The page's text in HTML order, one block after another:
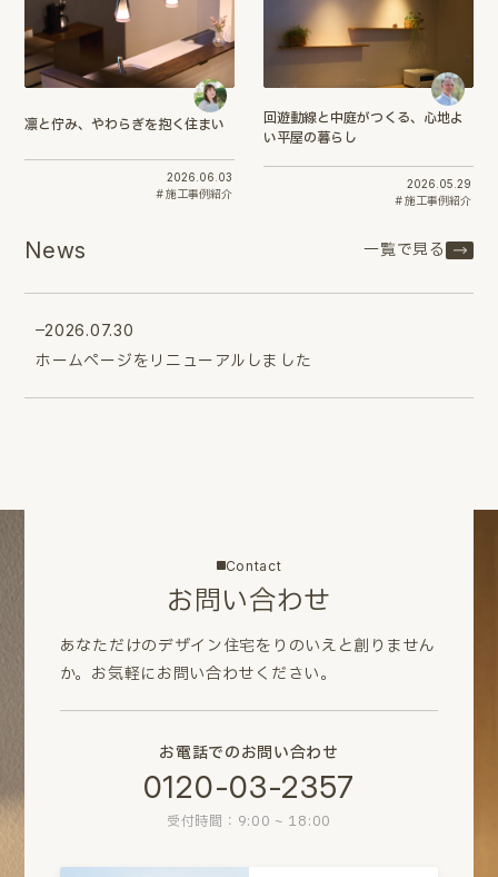
凛と佇み、やわらぎを抱く住まい
2026.06.03
施工事例紹介
回遊動線と中庭がつくる、心地よ
い平屋の暮らし
2026.05.29
施工事例紹介
News 一覧で見る
2026.07.30
ホームページをリニューアルしました
Contact
お問い合わせ
あなただけのデザイン住宅をりのいえと創りません
か。 お気軽にお問い合わせください。
お電話でのお問い合わせ
0120-03-2357
受付時間：9:00 ~ 18:00